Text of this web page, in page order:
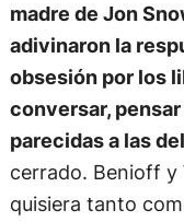
madre de Jon
adivinaron la
obsesión por los
conversar,
parecidas a las
cerrado. Benioff y
quisiera tanto